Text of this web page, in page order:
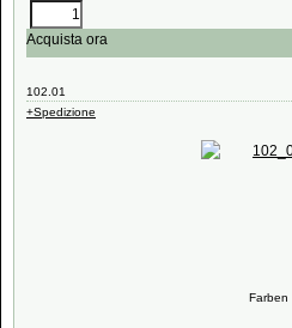
Acquista ora
102.01
+Spedizione
Farben